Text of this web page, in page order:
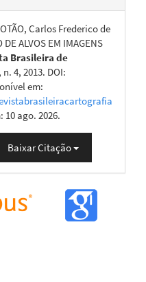
Carlos Frederico de
ALVOS EM IMAGENS
Brasileira de
4, 2013. DOI:
em:
10 ago. 2026.
Baixar Citação